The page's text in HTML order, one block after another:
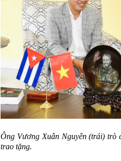
Ông Vương Xuân Nguyên (trái) trò
trao tặng.